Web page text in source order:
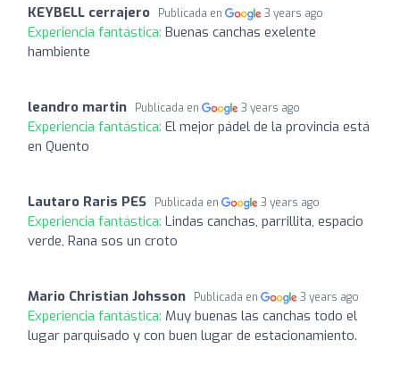
KEYBELL cerrajero Publicada en 3 years ago
Experiencia fantástica: Buenas canchas exelente
hambiente
leandro martin Publicada en 3 years ago
Experiencia fantástica: El mejor pádel de la provincia está
en Quento
Lautaro Raris PES Publicada en 3 years ago
Experiencia fantástica: Lindas canchas, parrillita, espacio
verde, Rana sos un croto
Mario Christian Johsson Publicada en 3 years ago
Experiencia fantástica: Muy buenas las canchas todo el
lugar parquisado y con buen lugar de estacionamiento.